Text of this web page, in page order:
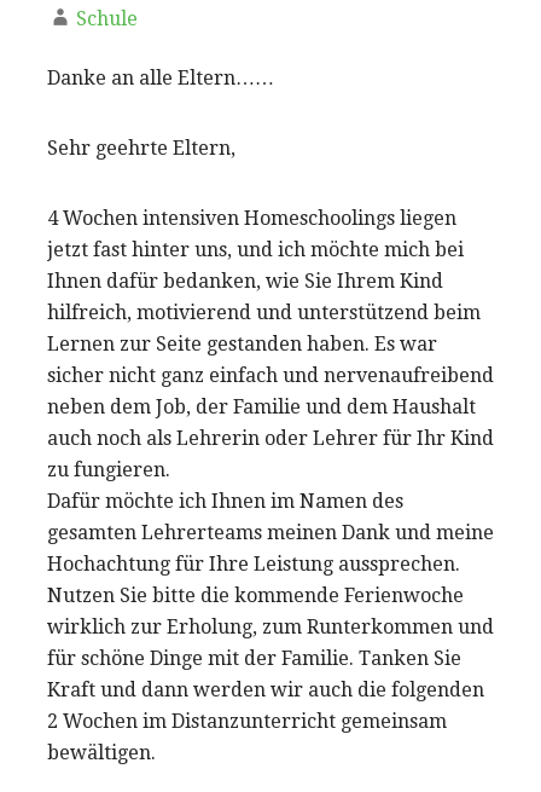
Schule
Danke an alle Eltern……
Sehr geehrte Eltern,
4 Wochen intensiven Homeschoolings liegen
jetzt fast hinter uns, und ich möchte mich bei
Ihnen dafür bedanken, wie Sie Ihrem Kind
hilfreich, motivierend und unterstützend beim
Lernen zur Seite gestanden haben. Es war
sicher nicht ganz einfach und nervenaufreibend
neben dem Job, der Familie und dem Haushalt
auch noch als Lehrerin oder Lehrer für Ihr Kind
zu fungieren.
Dafür möchte ich Ihnen im Namen des
gesamten Lehrerteams meinen Dank und meine
Hochachtung für Ihre Leistung aussprechen.
Nutzen Sie bitte die kommende Ferienwoche
wirklich zur Erholung, zum Runterkommen und
für schöne Dinge mit der Familie. Tanken Sie
Kraft und dann werden wir auch die folgenden
2 Wochen im Distanzunterricht gemeinsam
bewältigen.